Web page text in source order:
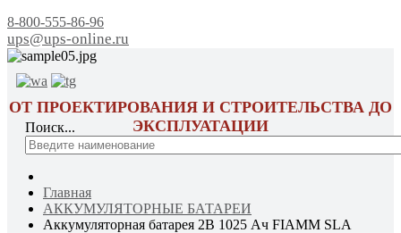
8-800-555-86-96
ups@ups-online.ru
ОТ ПРОЕКТИРОВАНИЯ И СТРОИТЕЛЬСТВА ДО
ЭКСПЛУАТАЦИИ
Поиск...
Главная
АККУМУЛЯТОРНЫЕ БАТАРЕИ
Аккумуляторная батарея 2В 1025 Ач FIAMM SLA